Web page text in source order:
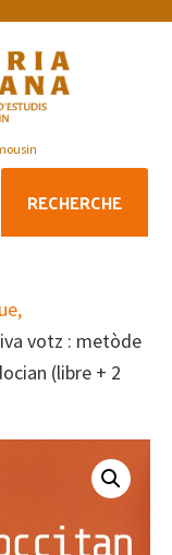
RECHERCHE
votz : metòde
(libre + 2